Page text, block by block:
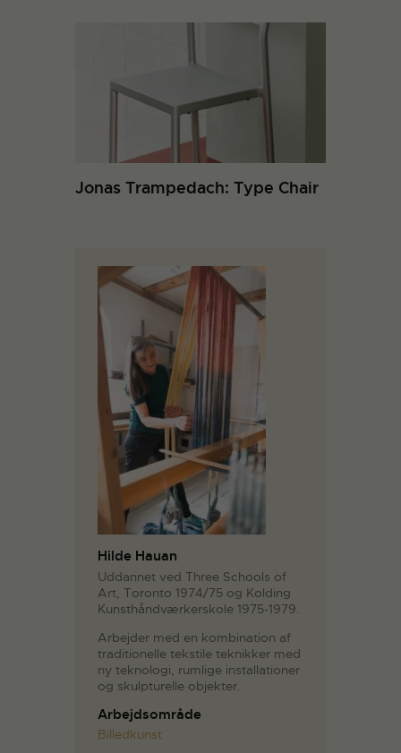
Jonas Trampedach: Type Chair
Hilde Hauan
Uddannet ved Three Schools of
Art, Toronto 1974/75 og Kolding
Kunsthåndværkerskole 1975-1979.
Arbejder med en kombination af
traditionelle tekstile teknikker med
ny teknologi, rumlige installationer
og skulpturelle objekter.
Arbejdsområde
Billedkunst